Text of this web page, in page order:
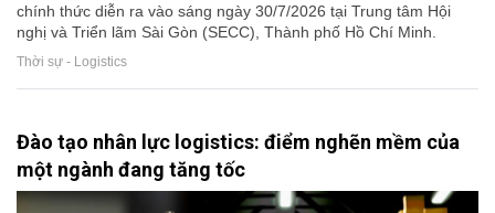
chính thức diễn ra vào sáng ngày 30/7/2026 tại Trung tâm Hội
nghị và Triển lãm Sài Gòn (SECC), Thành phố Hồ Chí Minh.
Thời sự - Logistics
Đào tạo nhân lực logistics: điểm nghẽn mềm của
một ngành đang tăng tốc